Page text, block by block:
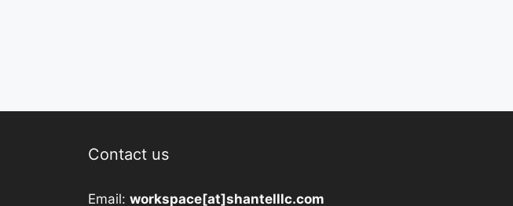
Contact us
Email: workspace[at]shantelllc.com